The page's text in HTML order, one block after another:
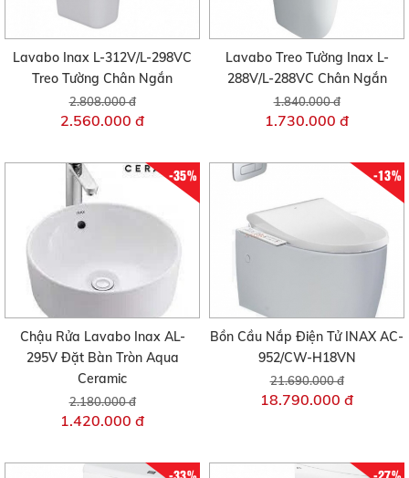
Lavabo Inax L-312V/L-298VC
Treo Tường Chân Ngắn
2.808.000 đ
2.560.000 đ
Lavabo Treo Tường Inax L-
288V/L-288VC Chân Ngắn
1.840.000 đ
1.730.000 đ
-35%
Chậu Rửa Lavabo Inax AL-
295V Đặt Bàn Tròn Aqua
Ceramic
2.180.000 đ
1.420.000 đ
-13%
Bồn Cầu Nắp Điện Tử INAX AC-
952/CW-H18VN
21.690.000 đ
18.790.000 đ